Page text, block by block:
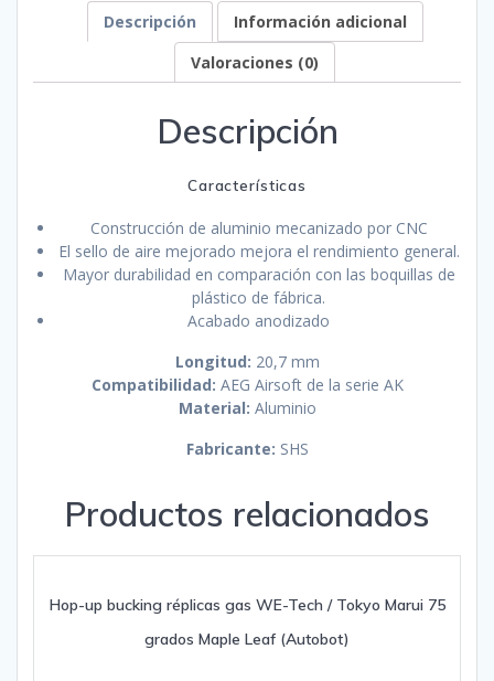
AEG
Airsoft
cantidad
Descripción
Información adicional
Valoraciones (0)
Descripción
Características
Construcción de aluminio mecanizado por CNC
El sello de aire mejorado mejora el rendimiento general.
Mayor durabilidad en comparación con las boquillas de
plástico de fábrica.
Acabado anodizado
Longitud: 20,7 mm
Compatibilidad: AEG Airsoft de la serie AK
Material: Aluminio
Fabricante: SHS
Productos relacionados
Hop-up bucking réplicas gas WE-Tech / Tokyo Marui 75
grados Maple Leaf (Autobot)